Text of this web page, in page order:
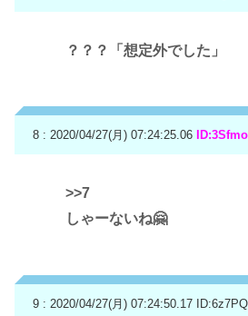
？？？「想定外でした」
8 : 2020/04/27(月) 07:24:25.06
>>7
しゃーないね🤗
9 : 2020/04/27(月) 07:24:50.17